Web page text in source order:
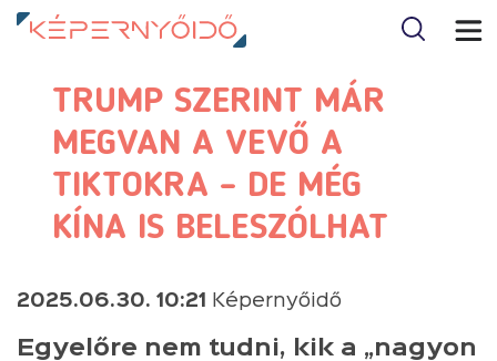
TRUMP SZERINT MÁR
MEGVAN A VEVŐ A
TIKTOKRA – DE MÉG
KÍNA IS BELESZÓLHAT
2025.06.30. 10:21 Képernyőidő
Egyelőre nem tudni, kik a „nagyon